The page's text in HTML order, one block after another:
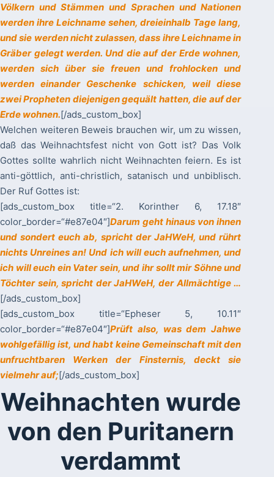
Völkern und Stämmen und Sprachen und Nationen
werden ihre Leichname sehen, dreieinhalb Tage lang,
und sie werden nicht zulassen, dass ihre Leichname in
Gräber gelegt werden. Und die auf der Erde wohnen,
werden sich über sie freuen und frohlocken und
werden einander Geschenke schicken, weil diese
zwei Propheten diejenigen gequält hatten, die auf der
Erde wohnen.[/ads_custom_box]
Welchen weiteren Beweis brauchen wir, um zu wissen,
daß das Weihnachtsfest nicht von Gott ist? Das Volk
Gottes sollte wahrlich nicht Weihnachten feiern. Es ist
anti-göttlich, anti-christlich, satanisch und unbiblisch.
Der Ruf Gottes ist:
[ads_custom_box title=“2. Korinther 6, 17.18″
color_border=“#e87e04″]Darum geht hinaus von ihnen
und sondert euch ab, spricht der JaHWeH, und rührt
nichts Unreines an! Und ich will euch aufnehmen, und
ich will euch ein Vater sein, und ihr sollt mir Söhne und
Töchter sein, spricht der JaHWeH, der Allmächtige…
[/ads_custom_box]
[ads_custom_box title=“Epheser 5, 10.11″
color_border=“#e87e04″]Prüft also, was dem Jahwe
wohlgefällig ist, und habt keine Gemeinschaft mit den
unfruchtbaren Werken der Finsternis, deckt sie
vielmehr auf;[/ads_custom_box]
Weihnachten wurde
von den Puritanern
verdammt